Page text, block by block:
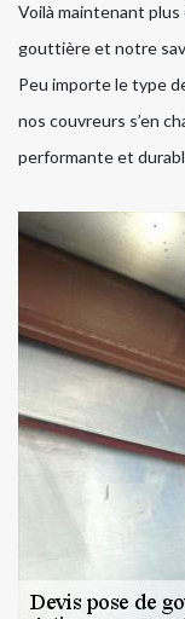
Voilà maintenant plus
gouttière et notre
Peu importe le type
nos couvreurs s’en
performante et